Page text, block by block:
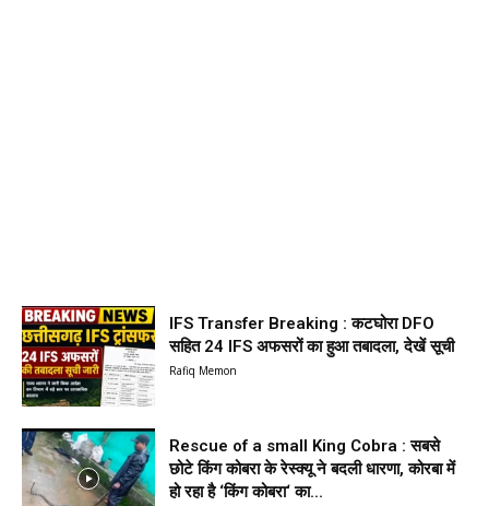
IFS Transfer Breaking : कटघोरा DFO
सहित 24 IFS अफसरों का हुआ तबादला, देखें सूची
Rafiq Memon
Rescue of a small King Cobra : सबसे
छोटे किंग कोबरा के रेस्क्यू ने बदली धारणा, कोरबा में
हो रहा है ‘किंग कोबरा‘ का...